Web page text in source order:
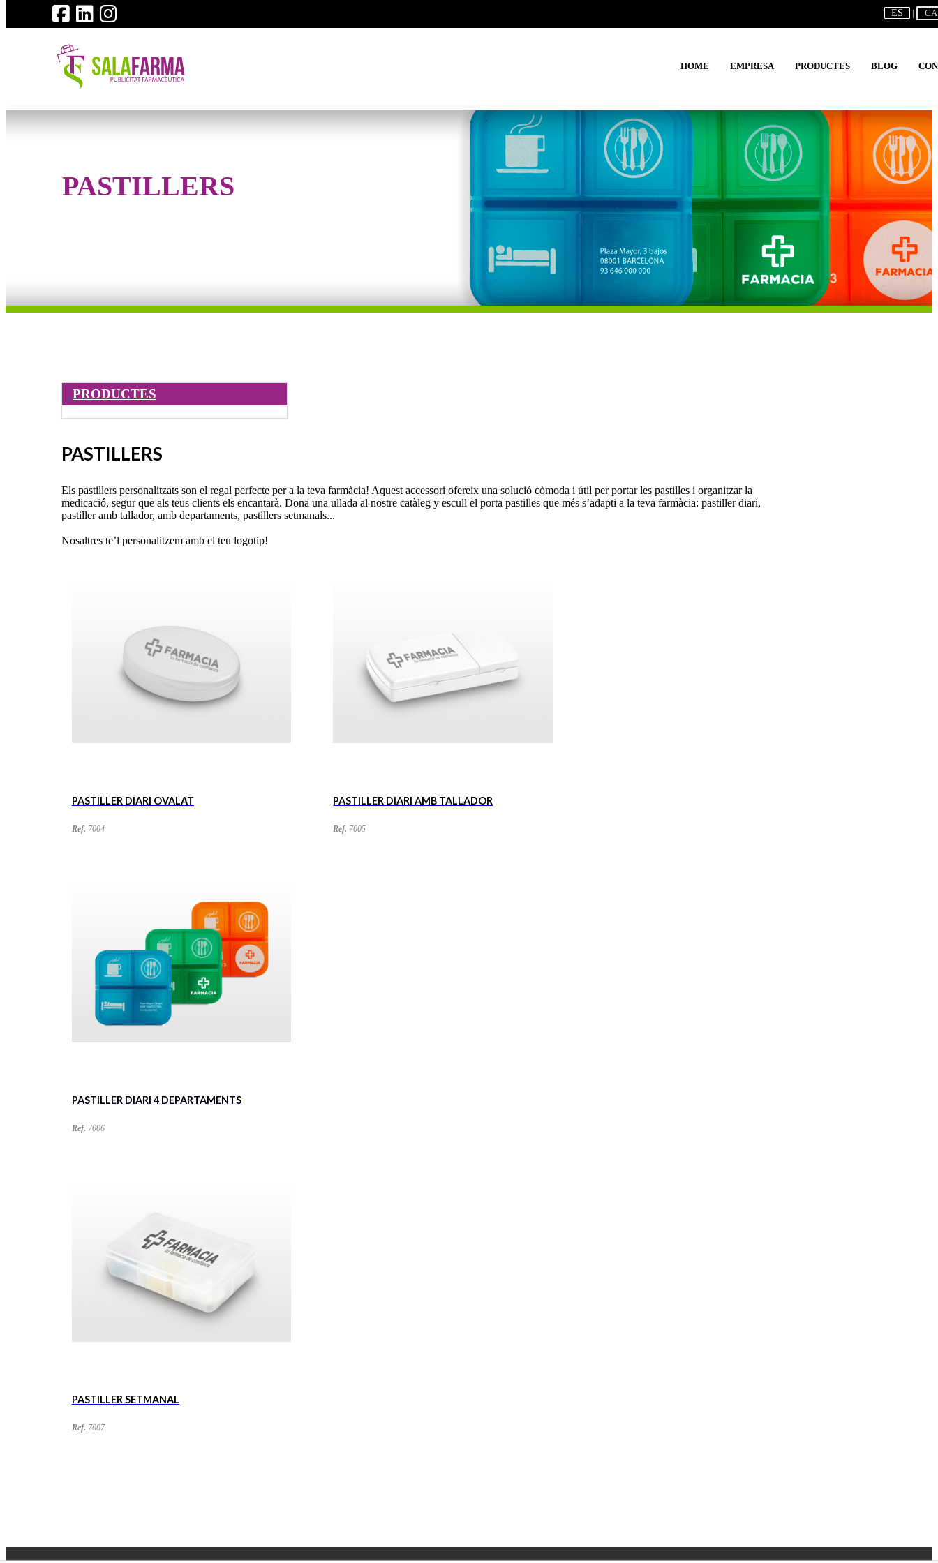
ES CA
HOME EMPRESA PRODUCTES BLOG
PASTILLERS
PRODUCTES
PASTILLERS
Els pastillers personalitzats son el regal perfecte per a la teva farmàcia! Aquest accessori ofereix una solució còmoda i útil per portar les pastilles i organitzar la
medicació, segur que als teus clients els encantarà. Dona una ullada al nostre catàleg y escull el porta pastilles que més s’adapti a la teva farmàcia: pastiller diari,
pastiller amb tallador, amb departaments, pastillers setmanals...
Nosaltres te’l personalitzem amb el teu logotip!
PASTILLER DIARI OVALAT
Ref. 7004
PASTILLER DIARI AMB TALLADOR
Ref. 7005
PASTILLER DIARI 4 DEPARTAMENTS
Ref. 7006
PASTILLER SETMANAL
Ref. 7007